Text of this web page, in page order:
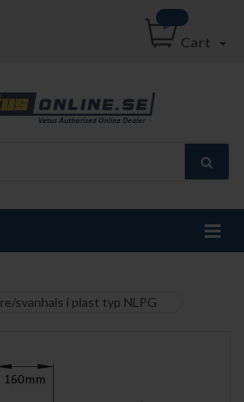
Cart
svanhals i plast typ NLPG